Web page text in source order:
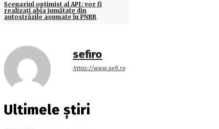
Scenariul optimist al API: vor fi
realizați abia jumătate din
autostrăzile asumate în PNRR
sefiro
https://www.sefi.ro
Ultimele știri